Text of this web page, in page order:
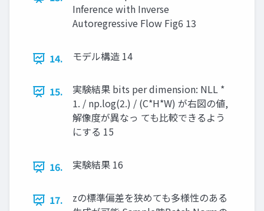
Inference with Inverse
Autoregressive Flow Fig6 13
14. モデル構造 14
15.
実験結果 bits per dimension: NLL *
1. / np.log(2.) / (C*H*W) が右図の値,
解像度が異なっ ても比較できるよう
にする 15
16. 実験結果 16
17.
zの標準偏差を狭めても多様性のある